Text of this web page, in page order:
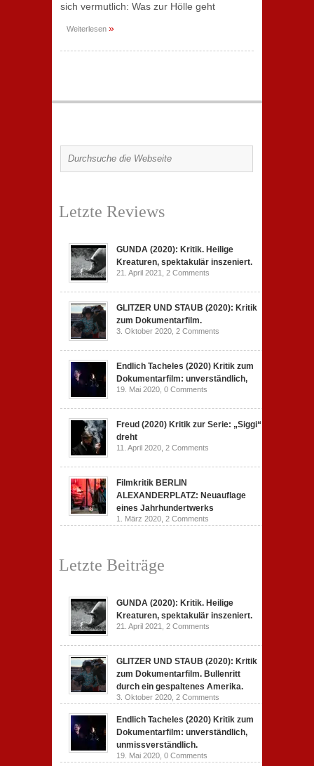
sich vermutlich: Was zur Hölle geht
Weiterlesen »
Letzte Reviews
GUNDA (2020): Kritik. Heilige
Kreaturen, spektakulär inszeniert.
21. April 2021, 2 Comments
GLITZER UND STAUB (2020): Kritik
zum Dokumentarfilm.
3. Oktober 2020, 2 Comments
Endlich Tacheles (2020) Kritik zum
Dokumentarfilm: unverständlich,
19. Mai 2020, 0 Comments
Freud (2020) Kritik zur Serie: „Siggi“
dreht
11. April 2020, 2 Comments
Filmkritik BERLIN
ALEXANDERPLATZ: Neuauflage
eines Jahrhundertwerks
1. März 2020, 2 Comments
Letzte Beiträge
GUNDA (2020): Kritik. Heilige
Kreaturen, spektakulär inszeniert.
21. April 2021, 2 Comments
GLITZER UND STAUB (2020): Kritik
zum Dokumentarfilm. Bullenritt
durch ein gespaltenes Amerika.
3. Oktober 2020, 2 Comments
Endlich Tacheles (2020) Kritik zum
Dokumentarfilm: unverständlich,
unmissverständlich.
19. Mai 2020, 0 Comments